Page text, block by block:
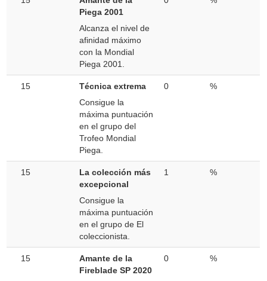
Piega 2001
Alcanza el nivel de
afinidad máximo
con la Mondial
Piega 2001.
15
Técnica extrema
Consigue la
máxima puntuación
en el grupo del
Trofeo Mondial
Piega.
0 %
15
La colección más
excepcional
Consigue la
máxima puntuación
en el grupo de El
coleccionista.
1 %
15
Amante de la
Fireblade SP 2020
0 %